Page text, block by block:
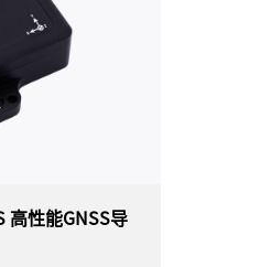
G-
传感器具有板
率数据采集，且
动参数允许长期
度地延长电池寿
高性能GNSS导